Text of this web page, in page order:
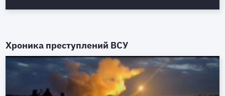
Хроника преступлений ВСУ